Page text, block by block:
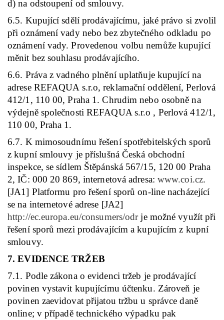
d) na odstoupení od smlouvy.
6.5. Kupující sdělí prodávajícímu, jaké právo si zvolil
při oznámení vady nebo bez zbytečného odkladu po
oznámení vady. Provedenou volbu nemůže kupující
měnit bez souhlasu prodávajícího.
6.6. Práva z vadného plnění uplatňuje kupující na
adrese REFAQUA s.r.o, reklamační oddělení, Perlová
412/1, 110 00, Praha 1. Chrudim nebo osobně na
výdejně společnosti REFAQUA s.r.o , Perlová 412/1,
110 00, Praha 1.
6.7. K mimosoudnímu řešení spotřebitelských sporů
z kupní smlouvy je příslušná Česká obchodní
inspekce, se sídlem Štěpánská 567/15, 120 00 Praha
2, IČ: 000 20 869, internetová adresa: www.coi.cz.
[JA1] Platformu pro řešení sporů on-line nacházející
se na internetové adrese [JA2]
http://ec.europa.eu/consumers/odrje možné využít při
řešení sporů mezi prodávajícím a kupujícím z kupní
smlouvy.
7. EVIDENCE TRŽEB
7.1. Podle zákona o evidenci tržeb je prodávající
povinen vystavit kupujícímu účtenku. Zároveň je
povinen zaevidovat přijatou tržbu u správce daně
online; v případě technického výpadku pak